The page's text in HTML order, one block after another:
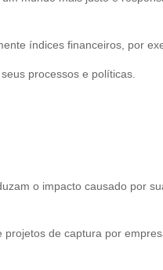
índices financeiros, por
processos e políticas.
o impacto causado por
de captura por